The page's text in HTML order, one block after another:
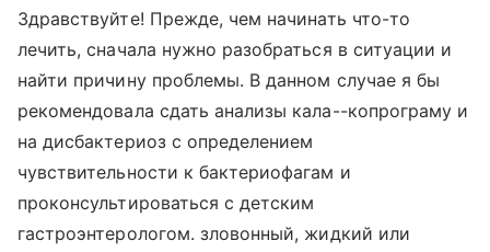
Здравствуйте! Прежде, чем начинать что-то
лечить, сначала нужно разобраться в ситуации и
найти причину проблемы. В данном случае я бы
рекомендовала сдать анализы кала--копрограму и
на дисбактериоз с определением
чувствительности к бактериофагам и
проконсультироваться с детским
гастроэнтерологом. зловонный, жидкий или